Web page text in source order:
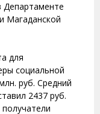
Магаданской
для
социальной
руб. Средний
2437 руб.